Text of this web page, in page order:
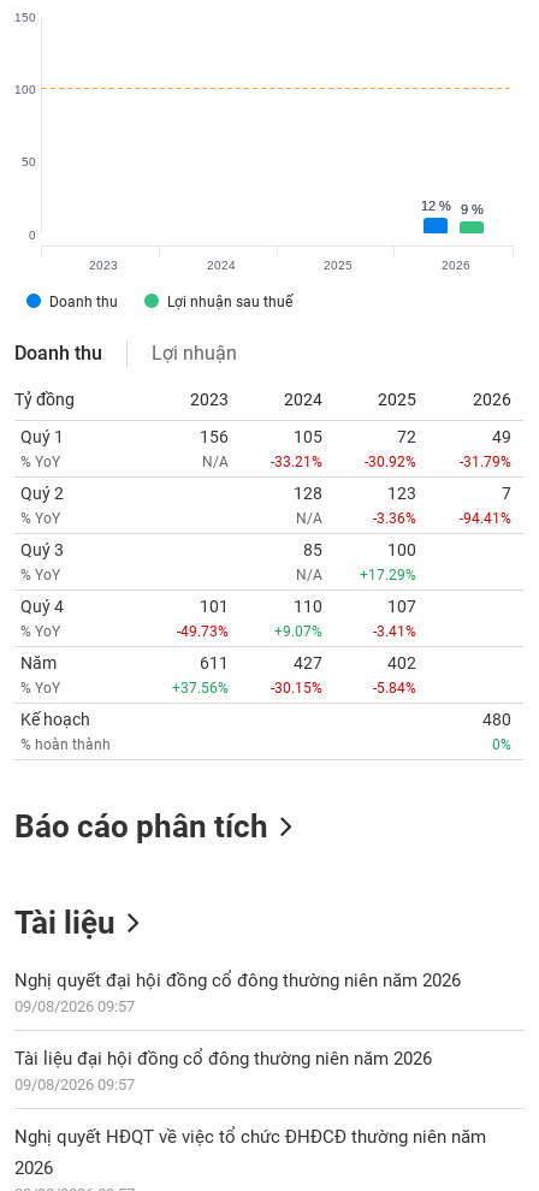
12 %
12 % 9 %
9 %
Doanh thu Lợi nhuận sau thuế
0
50
100
150
2023 2024 2025 2026
Doanh thu Lợi nhuận
Tỷ đồng 2023 2024 2025
2026
Quý 1
% YoY
156
N/A
105
-33.21%
72
-30.92%
49
-31.79%
Quý 2
% YoY
128
N/A
123
-3.36%
7
-94.41%
Quý 3
% YoY
85
N/A
100
+17.29%
Quý 4
% YoY
101
-49.73%
110
+9.07%
107
-3.41%
Năm
% YoY
611
+37.56%
427
-30.15%
402
-5.84%
Kế hoạch
% hoàn thành
480
0%
Báo cáo phân tích
Tài liệu
Nghị quyết đại hội đồng cổ đông thường niên năm 2026
09/08/2026 09:57
Tài liệu đại hội đồng cổ đông thường niên năm 2026
09/08/2026 09:57
Nghị quyết HĐQT về việc tổ chức ĐHĐCĐ thường niên năm
2026